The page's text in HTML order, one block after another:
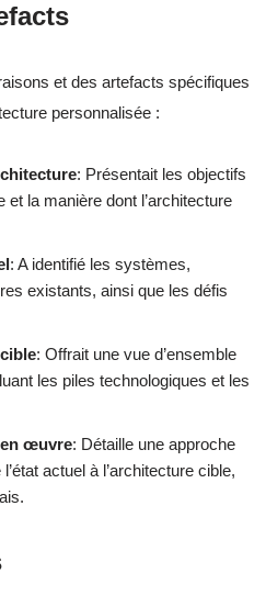
et des artefacts spécifiques
personnalisée :
: Présentait les objectifs
et la manière dont l’architecture
: A identifié les systèmes,
existants, ainsi que les défis
: Offrait une vue d’ensemble
les piles technologiques et les
en œuvre: Détaille une approche
actuel à l’architecture cible,